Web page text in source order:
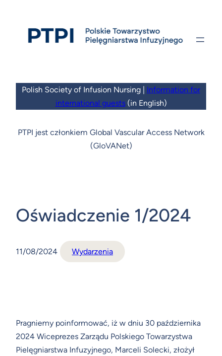
Polish Society of Infusion Nursing | Information for
international guests(in English)
PTPI jest członkiem Global Vascular Access Network
(GloVANet)
Oświadczenie 1/2024
11/08/2024 Wydarzenia
Pragniemy poinformować, iż w dniu 30 października
2024 Wiceprezes Zarządu Polskiego Towarzystwa
Pielęgniarstwa Infuzyjnego, Marceli Solecki, złożył